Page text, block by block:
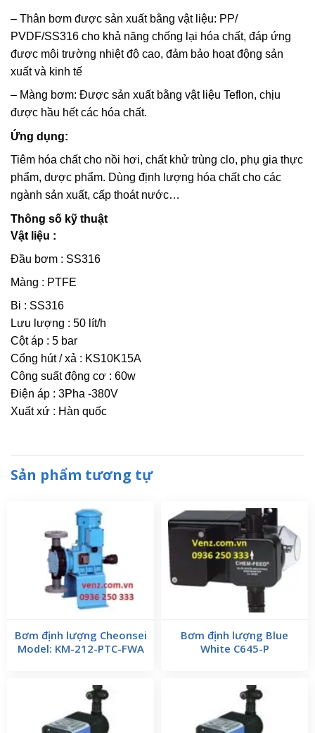
– Thân bơm được sản xuất bằng vật liệu: PP/
PVDF/SS316 cho khả năng chống lại hóa chất, đáp ứng
được môi trường nhiệt độ cao, đảm bảo hoạt động sản
xuất và kinh tế
– Màng bơm: Được sản xuất bằng vật liệu Teflon, chịu
được hầu hết các hóa chất.
Ứng dụng:
Tiêm hóa chất cho nồi hơi, chất khử trùng clo, phụ gia thực
phẩm, dược phẩm. Dùng định lượng hóa chất cho các
ngành sản xuất, cấp thoát nước…
Thông số kỹ thuật
Vật liệu :
Đầu bơm : SS316
Màng : PTFE
Bi : SS316
Lưu lượng : 50 lít/h
Cột áp : 5 bar
Cổng hút / xả : KS10K15A
Công suất động cơ : 60w
Điện áp : 3Pha -380V
Xuất xứ : Hàn quốc
Sản phẩm tương tự
Bơm định lượng Cheonsei
Model: KM-212-PTC-FWA
Bơm định lượng Blue
White C645-P